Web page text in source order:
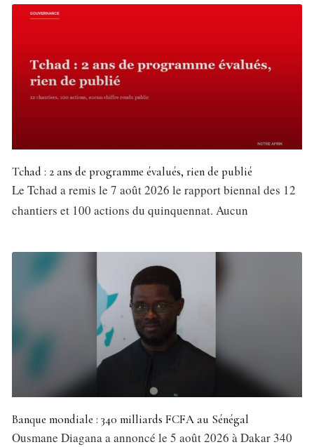
Tchad : 2 ans de programme évalués, rien de publié
Le Tchad a remis le 7 août 2026 le rapport biennal des 12
chantiers et 100 actions du quinquennat. Aucun
Banque mondiale : 340 milliards FCFA au Sénégal
Ousmane Diagana a annoncé le 5 août 2026 à Dakar 340